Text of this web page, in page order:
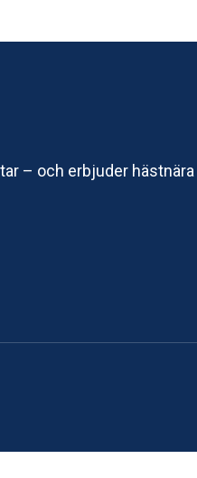
– och erbjuder hästnära